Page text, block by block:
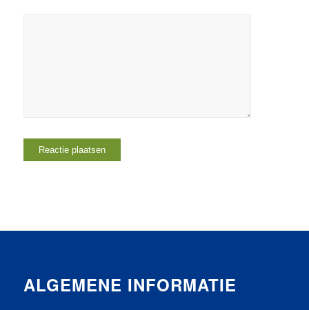
ALGEMENE INFORMATIE